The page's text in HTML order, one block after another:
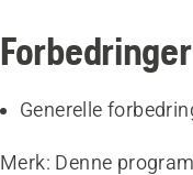
Forbedringer
Generelle
Merk: Denne